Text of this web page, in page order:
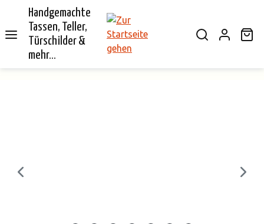
springen
Handgemachte
Tassen, Teller,
Türschilder &
mehr...